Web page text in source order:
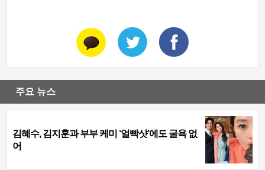
주요 뉴스
김혜수, 김지훈과 부부 케미 ‘얼빡샷’에도 굴욕 없
어